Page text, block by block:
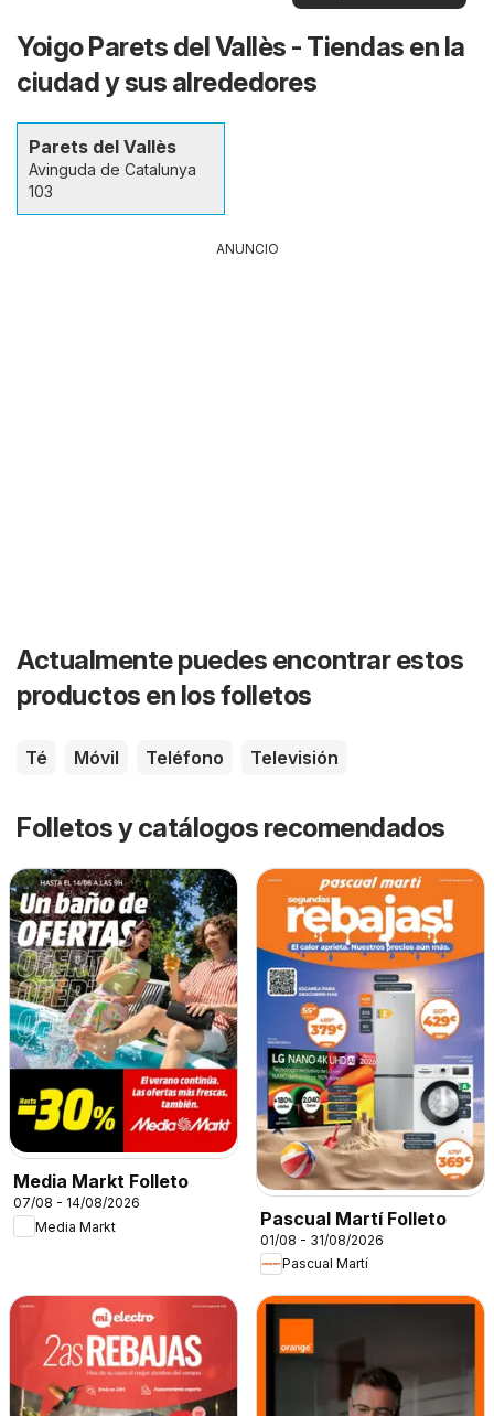
Yoigo Parets del Vallès - Tiendas en la
ciudad y sus alrededores
Parets del Vallès
Avinguda de Catalunya
103
ANUNCIO
Actualmente puedes encontrar estos
productos en los folletos
Té Móvil Teléfono Televisión
Folletos y catálogos recomendados
Media Markt Folleto
07/08 - 14/08/2026
Media Markt
Pascual Martí Folleto
01/08 - 31/08/2026
Pascual Martí